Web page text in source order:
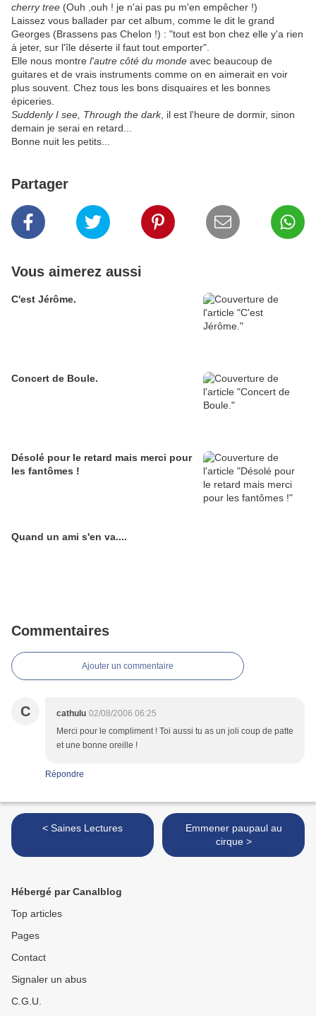
cherry tree (Ouh ,ouh ! je n'ai pas pu m'en empêcher !)
Laissez vous ballader par cet album, comme le dit le grand
Georges (Brassens pas Chelon !) : "tout est bon chez elle y'a rien
à jeter, sur l'île déserte il faut tout emporter".
Elle nous montre l'autre côté du monde avec beaucoup de
guitares et de vrais instruments comme on en aimerait en voir
plus souvent. Chez tous les bons disquaires et les bonnes
épiceries.
Suddenly I see, Through the dark, il est l'heure de dormir, sinon
demain je serai en retard...
Bonne nuit les petits...
Partager
Vous aimerez aussi
C'est Jérôme.
Concert de Boule.
Désolé pour le retard mais merci pour
les fantômes !
Quand un ami s'en va....
Commentaires
Ajouter un commentaire
C cathulu 02/08/2006 06:25
Merci pour le compliment ! Toi aussi tu as un joli coup de patte
et une bonne oreille !
Répondre
< Saines Lectures
Emmener paupaul au
cirque >
Hébergé par Canalblog
Top articles
Pages
Contact
Signaler un abus
C.G.U.